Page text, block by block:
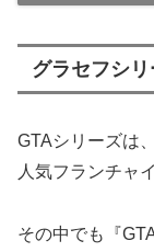
グラセフシ
GTAシリーズは
人気フランチャ
その中でも『